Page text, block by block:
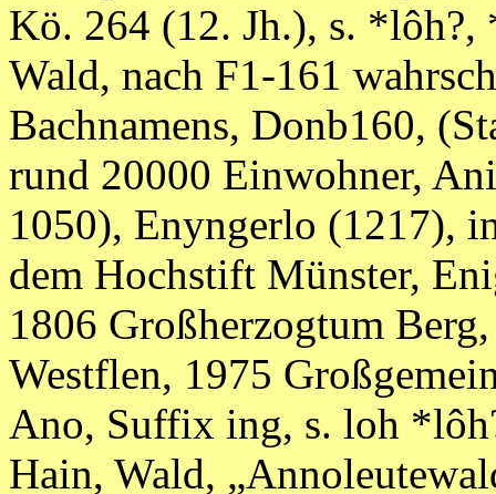
Kö. 264 (12. Jh.), s. *lôh?,
Wald, nach F1-161
Bachnamens, Donb160,
rund 20000 Einwohner,
1050), Enyngerlo (1217),
dem Hochstift Münster,
1806 Großherzogtum
Westflen, 1975
Ano, Suffix ing, s. loh
Hain, Wald,